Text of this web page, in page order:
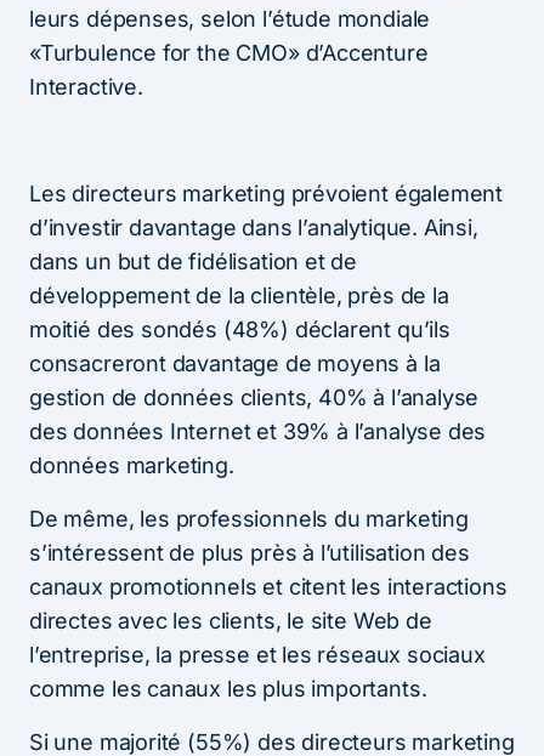
leurs dépenses, selon l’étude mondiale
«Turbulence for the CMO» d’Accenture
Interactive.
Les directeurs marketing prévoient également
d’investir davantage dans l’analytique. Ainsi,
dans un but de fidélisation et de
développement de la clientèle, près de la
moitié des sondés (48%) déclarent qu’ils
consacreront davantage de moyens à la
gestion de données clients, 40% à l’analyse
des données Internet et 39% à l’analyse des
données marketing.
De même, les professionnels du marketing
s’intéressent de plus près à l’utilisation des
canaux promotionnels et citent les interactions
directes avec les clients, le site Web de
l’entreprise, la presse et les réseaux sociaux
comme les canaux les plus importants.
Si une majorité (55%) des directeurs marketing